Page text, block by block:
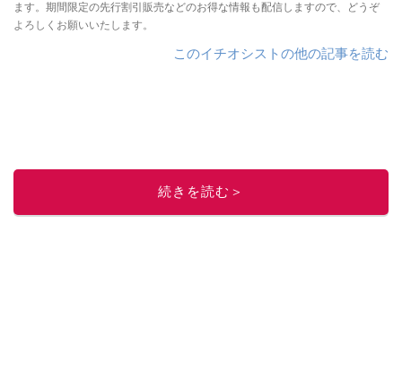
ます。期間限定の先行割引販売などのお得な情報も配信しますので、どうぞ
よろしくお願いいたします。
このイチオシストの他の記事を読む
続きを読む＞